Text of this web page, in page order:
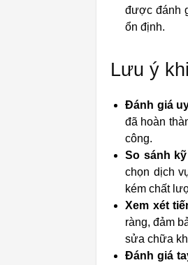
được đánh
ổn định.
Lưu ý
Đánh giá
đã hoàn
công.
So sánh
chọn dịch
kém chất
Xem xét
ràng, đảm
sửa chữa
Đánh giá